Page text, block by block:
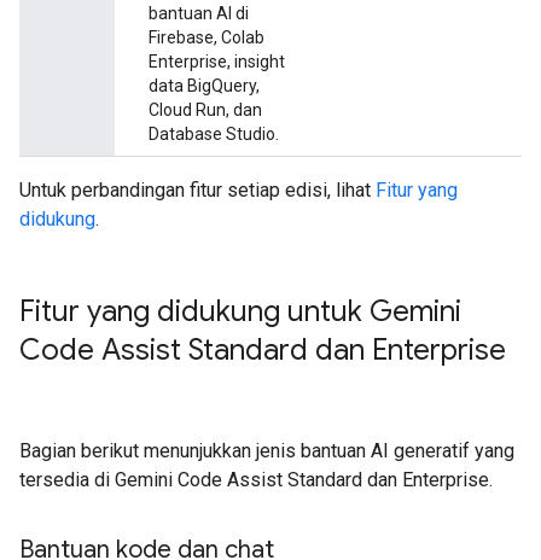
bantuan AI di
Firebase, Colab
Enterprise, insight
data BigQuery,
Cloud Run, dan
Database Studio.
Untuk perbandingan fitur setiap edisi, lihat Fitur yang
didukung.
Fitur yang didukung untuk Gemini
Code Assist Standard dan Enterprise
Bagian berikut menunjukkan jenis bantuan AI generatif yang
tersedia di Gemini Code Assist Standard dan Enterprise.
Bantuan kode dan chat